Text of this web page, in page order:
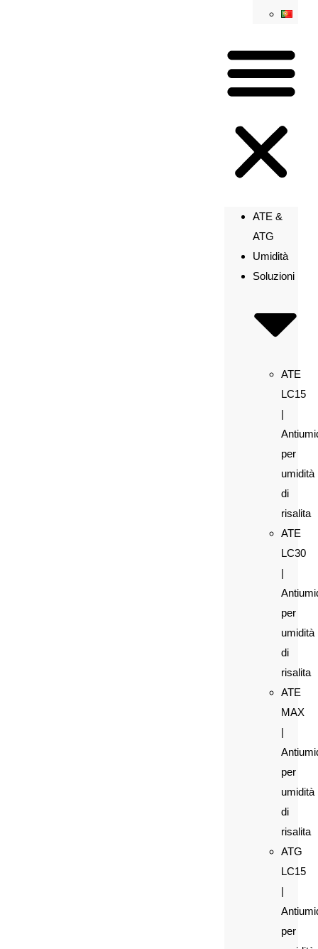
ATE &
ATG
Umidità
Soluzioni
ATE
LC15
|
per
umidità
di
risalita
ATE
LC30
|
per
umidità
di
risalita
ATE
MAX
|
per
umidità
di
risalita
ATG
LC15
|
per